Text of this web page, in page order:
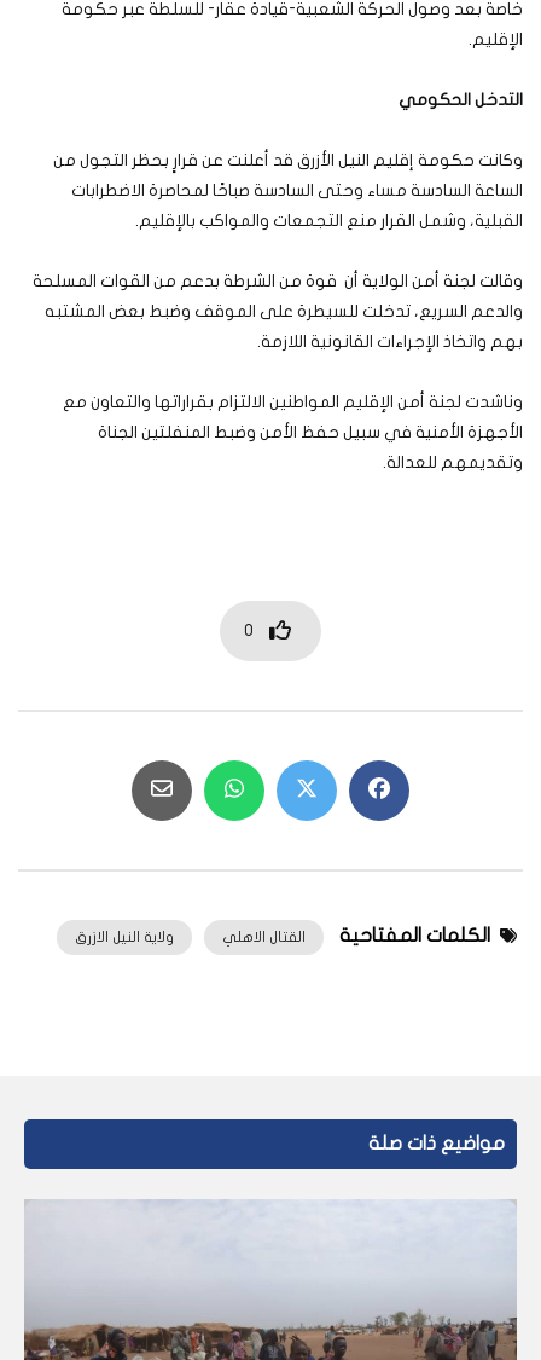
خاصة بعد وصول الحركة الشعبية-قيادة عقار- للسلطة عبر حكومة
الإقليم.
التدخل الحكومي
وكانت حكومة إقليم النيل الأزرق قد أعلنت عن قرارٍ بحظر التجول من
الساعة السادسة مساء وحتى السادسة صباحًا لمحاصرة الاضطرابات
القبلية، وشمل القرار منع التجمعات والمواكب بالإقليم.
وقالت لجنة أمن الولاية أن قوة من الشرطة بدعم من القوات المسلحة
والدعم السريع، تدخلت للسيطرة على الموقف وضبط بعض المشتبه
بهم واتخاذ الإجراءات القانونية اللازمة.
وناشدت لجنة أمن الإقليم المواطنين الالتزام بقراراتها والتعاون مع
الأجهزة الأمنية في سبيل حفظ الأمن وضبط المنفلتين الجناة
وتقديمهم للعدالة.
0
الكلمات المفتاحية القتال الاهلي ولاية النيل الازرق
مواضيع ذات صلة